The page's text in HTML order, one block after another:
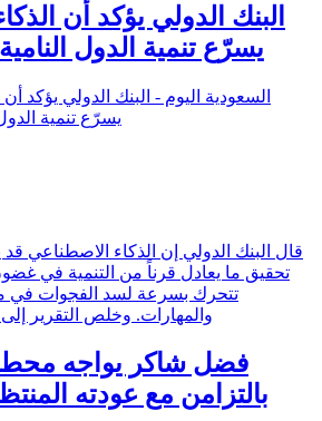
البنك الدولي يؤكد أن
يسرّع تنمية الدول
قال البنك الدولي إن الذكاء الاصطناعي قد
تحقيق ما يعادل قرناً من التنمية في
تتحرك بسرعة لسد الفجوات في
والمهارات. وخلص التقرير
فضل شاكر يواجه
بالتزامن مع عودته